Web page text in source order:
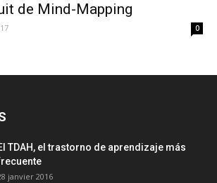
de Mind-Mapping
0
TDAH, el trastorno de aprendizaje más
janvier 2016